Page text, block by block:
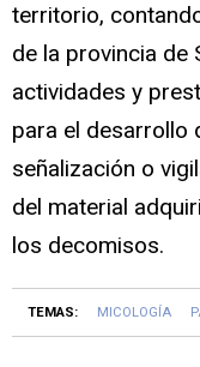
territorio,
de la provincia de
actividades y
para el desarrollo
señalización o
del material
los decomisos.
TEMAS: MICOLOGÍA